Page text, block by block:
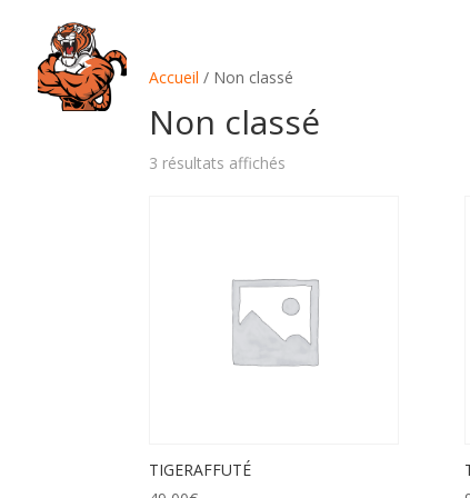
Accueil / Non classé
Non classé
3 résultats affichés
TIGERAFFUTÉ